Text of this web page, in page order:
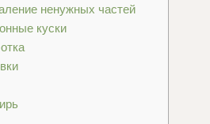
ненужных частей
куски